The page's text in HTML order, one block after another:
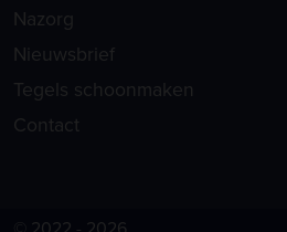
Nazorg
Nieuwsbrief
Tegels schoonmaken
Contact